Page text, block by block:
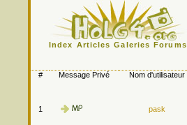
Index Articles Galeries Forums
# Message Privé Nom d'utilisateur
1 pask